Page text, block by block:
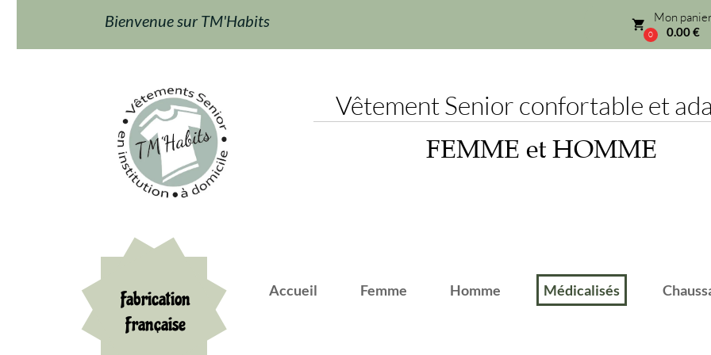
0
Mon panier
0.00 €
Bienvenue sur TM'Habits
Vêtement Senior confortable et
FEMME et HOMME
Accueil Femme Homme Médicalisés
Fabrication
Française